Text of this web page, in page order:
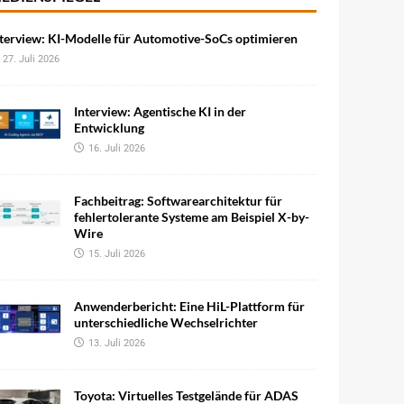
KI-Modelle für Automotive-SoCs optimieren
27. Juli 2026
Interview: Agentische KI in der
Entwicklung
16. Juli 2026
Fachbeitrag: Softwarearchitektur für
fehlertolerante Systeme am Beispiel X-by-
Wire
15. Juli 2026
Anwenderbericht: Eine HiL-Plattform für
unterschiedliche Wechselrichter
13. Juli 2026
Toyota: Virtuelles Testgelände für ADAS